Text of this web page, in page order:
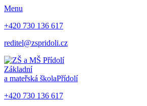
Menu
+420 730 136 617
reditel@zspridoli.cz
Základní
a mateřská školaPřídolí
+420 730 136 617